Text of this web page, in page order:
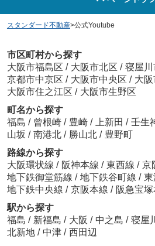
スタンダード不動産>公式Youtube
市区町村から探す
大阪市福島区 / 大阪市北区 / 寝屋川
京都市中京区 / 大阪市中央区 / 大
大阪市住之江区 / 大阪市生野区
町名から探す
福島 / 曾根崎 / 豊崎 / 上新田 / 壬生
山坂 / 南港北 / 勝山北 / 豊野町
路線から探す
大阪環状線 / 阪神本線 / 東西線 / 京
地下鉄御堂筋線 / 地下鉄谷町線 / 東
地下鉄中央線 / 京阪本線 / 阪急宝
駅から探す
福島 / 新福島 / 大阪 / 中之島 / 寝屋
北新地 / 中津 / 西田辺